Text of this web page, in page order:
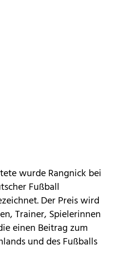
wurde Rangnick bei
Fußball
Der Preis wird
Trainer, Spielerinnen
einen Beitrag zum
und des Fußballs